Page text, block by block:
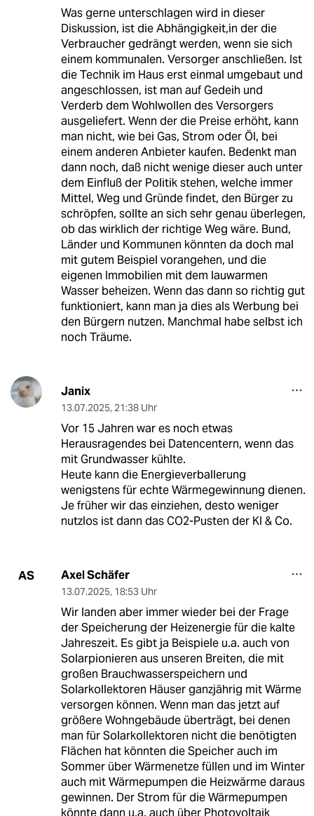
Was gerne unterschlagen wird in dieser
Diskussion, ist die Abhängigkeit,in der die
Verbraucher gedrängt werden, wenn sie sich
einem kommunalen. Versorger anschließen. Ist
die Technik im Haus erst einmal umgebaut und
angeschlossen, ist man auf Gedeih und
Verderb dem Wohlwollen des Versorgers
ausgeliefert. Wenn der die Preise erhöht, kann
man nicht, wie bei Gas, Strom oder Öl, bei
einem anderen Anbieter kaufen. Bedenkt man
dann noch, daß nicht wenige dieser auch unter
dem Einfluß der Politik stehen, welche immer
Mittel, Weg und Gründe findet, den Bürger zu
schröpfen, sollte an sich sehr genau überlegen,
ob das wirklich der richtige Weg wäre. Bund,
Länder und Kommunen könnten da doch mal
mit gutem Beispiel vorangehen, und die
eigenen Immobilien mit dem lauwarmen
Wasser beheizen. Wenn das dann so richtig gut
funktioniert, kann man ja dies als Werbung bei
den Bürgern nutzen. Manchmal habe selbst ich
noch Träume.
Janix
13.07.2025, 21:38 Uhr
Vor 15 Jahren war es noch etwas
Herausragendes bei Datencentern, wenn das
mit Grundwasser kühlte.
Heute kann die Energieverballerung
wenigstens für echte Wärmegewinnung dienen.
Je früher wir das einziehen, desto weniger
nutzlos ist dann das CO2-Pusten der KI & Co.
AS Axel Schäfer
13.07.2025, 18:53 Uhr
Wir landen aber immer wieder bei der Frage
der Speicherung der Heizenergie für die kalte
Jahreszeit. Es gibt ja Beispiele u.a. auch von
Solarpionieren aus unseren Breiten, die mit
großen Brauchwasserspeichern und
Solarkollektoren Häuser ganzjährig mit Wärme
versorgen können. Wenn man das jetzt auf
größere Wohngebäude überträgt, bei denen
man für Solarkollektoren nicht die benötigten
Flächen hat könnten die Speicher auch im
Sommer über Wärmenetze füllen und im Winter
auch mit Wärmepumpen die Heizwärme daraus
gewinnen. Der Strom für die Wärmepumpen
könnte dann u.a. auch über Photovoltaik